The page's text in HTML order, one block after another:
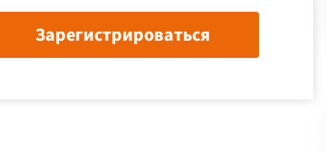
Зарегистрироваться